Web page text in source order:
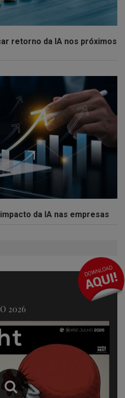
retorno da IA nos próximos
da IA nas empresas
2026